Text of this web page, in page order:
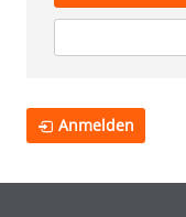
Anmelden